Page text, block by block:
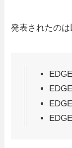
発表されたのは